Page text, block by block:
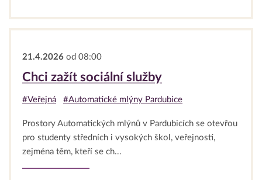
21.4.2026 od 08:00
Chci zažít sociální služby
#Veřejná #Automatické mlýny Pardubice
Prostory Automatických mlýnů v Pardubicích se otevřou
pro studenty středních i vysokých škol, veřejnosti,
zejména těm, kteří se ch...